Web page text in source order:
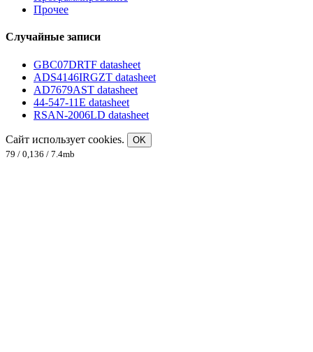
Прочее
Случайные записи
GBC07DRTF datasheet
ADS4146IRGZT datasheet
AD7679AST datasheet
44-547-11E datasheet
RSAN-2006LD datasheet
Сайт использует cookies.
OK
79 / 0,136 / 7.4mb